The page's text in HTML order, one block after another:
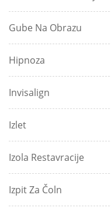
Gube Na Obrazu
Hipnoza
Invisalign
Izlet
Izola Restavracije
Izpit Za Čoln